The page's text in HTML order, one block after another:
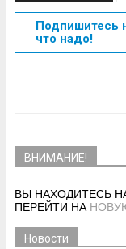
Подпишитесь
что надо!
ВНИМАНИЕ!
ВЫ НАХОДИТЕСЬ
ПЕРЕЙТИ НА
Новости